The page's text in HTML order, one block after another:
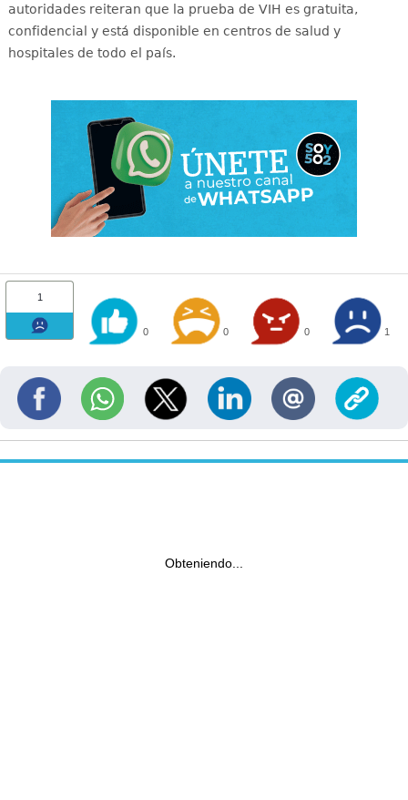
autoridades reiteran que la prueba de VIH es gratuita,
confidencial y está disponible en centros de salud y
hospitales de todo el país.
1
0 0 0 1
Obteniendo...